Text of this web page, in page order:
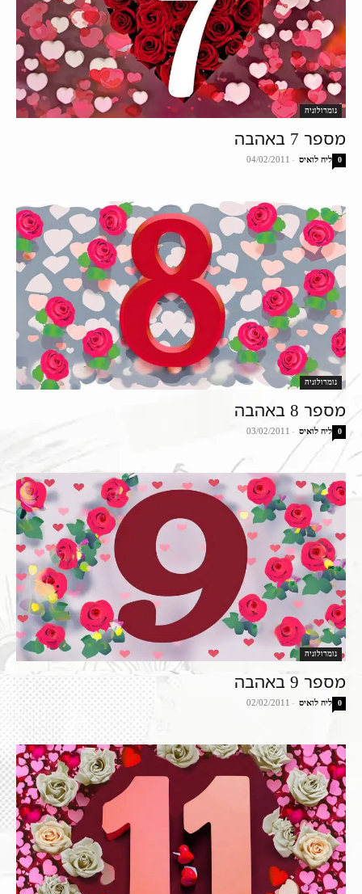
נומרולוגיה
מספר 7 באהבה
ליה לואיס -
04/02/2011 0
נומרולוגיה
מספר 8 באהבה
ליה לואיס -
03/02/2011 0
נומרולוגיה
מספר 9 באהבה
ליה לואיס -
02/02/2011 0